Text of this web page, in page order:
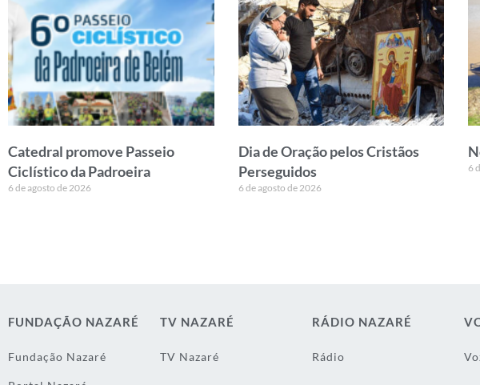
Catedral promove Passeio
Ciclístico da Padroeira
6 de agosto de 2026
Dia de Oração pelos Cristãos
Perseguidos
6 de agosto de 2026
6
FUNDAÇÃO NAZARÉ
Fundação Nazaré
TV NAZARÉ
TV Nazaré
RÁDIO NAZARÉ
Rádio